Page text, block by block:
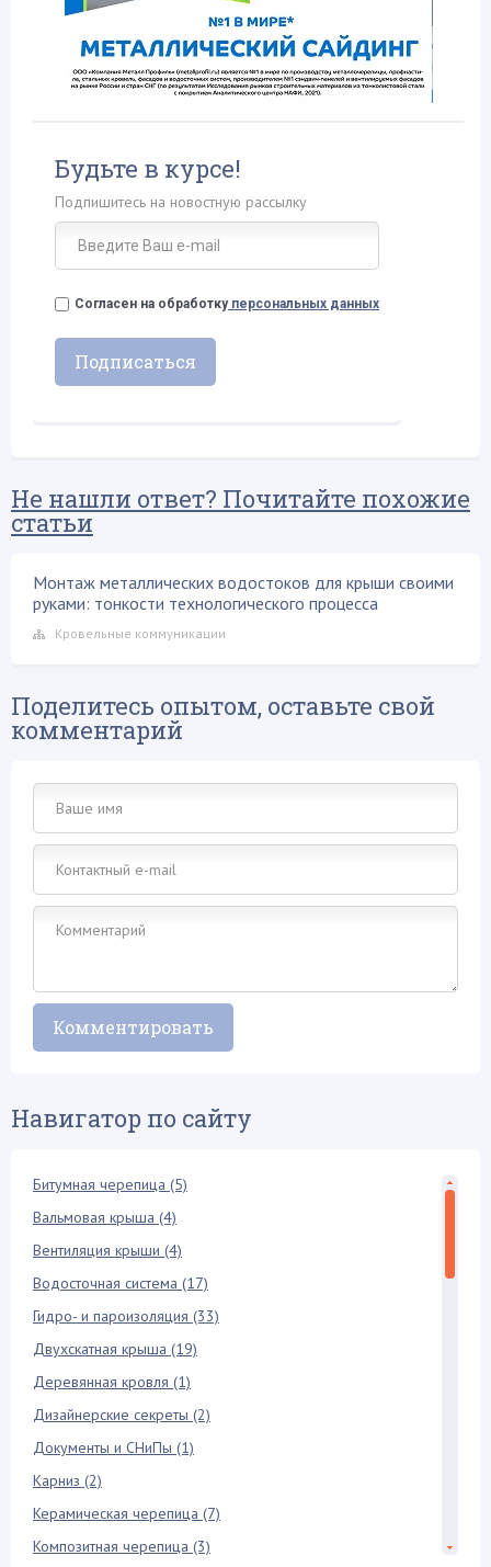
Будьте в курсе!
Подпишитесь на новостную рассылку
Согласен на обработкуперсональных данных
Не нашли ответ? Почитайте похожие
статьи
Монтаж металлических водостоков для крыши своими
руками: тонкости технологического процесса
Кровельные коммуникации
Поделитесь опытом, оставьте свой
комментарий
Навигатор по сайту
Битумная черепица (5)
Вальмовая крыша (4)
Вентиляция крыши (4)
Водосточная система (17)
Гидро- и пароизоляция (33)
Двухскатная крыша (19)
Деревянная кровля (1)
Дизайнерские секреты (2)
Документы и СНиПы (1)
Карниз (2)
Керамическая черепица (7)
Композитная черепица (3)